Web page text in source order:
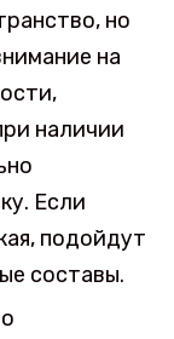
но
на
наличии
Если
подойдут
составы.